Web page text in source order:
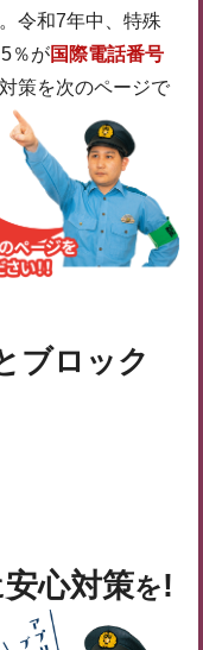
令和7年中、特殊
％が国際電話番号
策を次のページで
ブロック
安心対策を!